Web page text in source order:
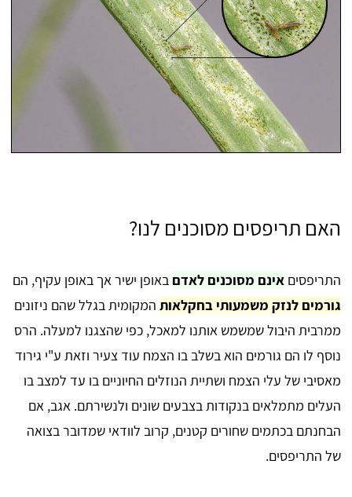
האם תריפסים מסוכנים לנו?
התריפסים אינם מסוכנים לאדם באופן ישיר אך באופן עקיף, הם
גורמים לנזק משמעותי בחקלאות המקומית בגלל שהם ניזונים
ממרבית היבול שמשמש אותנו למאכל, כפי שהצגנו למעלה. הרס
נוסף לו הם גורמים הוא בשלב בו הצמח עוד צעיר וזאת ע"י גירוד
מאסיבי של עלי הצמח ושתיית הנוזלים החיוניים בו עד למצב בו
העלים מתמלאים בנקודות בצבעים שונים ולנשירתם. אגב, אם
הבחנתם בכתמים שחורים קטנים, קרוב לוודאי שמדובר בצואה
של התריפסים.